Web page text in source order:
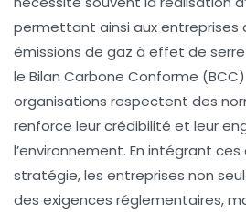
permettant ainsi aux entreprises
émissions de gaz à effet de serre
le Bilan Carbone Conforme
organisations respectent des
renforce leur crédibilité et leur
l’environnement. En intégrant
stratégie, les entreprises non
des exigences réglementaires,